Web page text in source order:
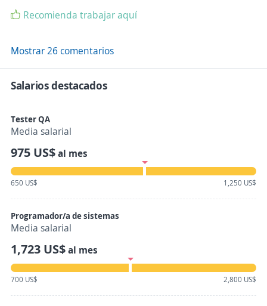
Recomienda trabajar aquí
Mostrar 26 comentarios
Salarios destacados
Tester QA
Media salarial
975 US$al mes
650 US$ 1,250 US$
Programador/a de sistemas
Media salarial
1,723 US$al mes
700 US$ 2,800 US$